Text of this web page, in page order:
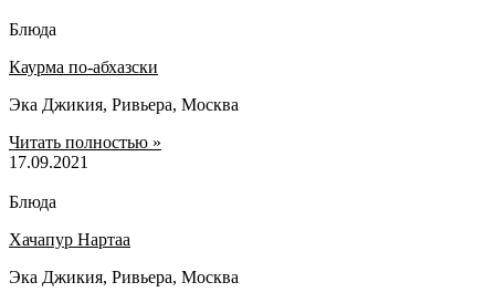
Блюда
Каурма по-абхазски
Эка Джикия, Ривьера, Москва
Читать полностью »
17.09.2021
Блюда
Хачапур Нартаа
Эка Джикия, Ривьера, Москва